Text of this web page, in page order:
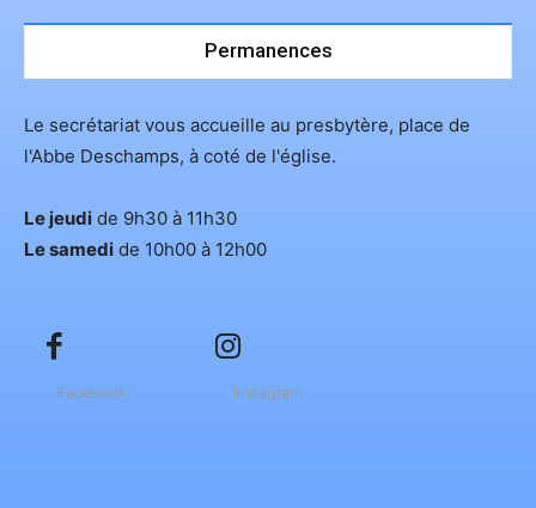
Permanences
Le secrétariat vous accueille au presbytère, place de
l'Abbe Deschamps, à coté de l'église.
Le jeudi de 9h30 à 11h30
Le samedi de 10h00 à 12h00
Facebook Instagram